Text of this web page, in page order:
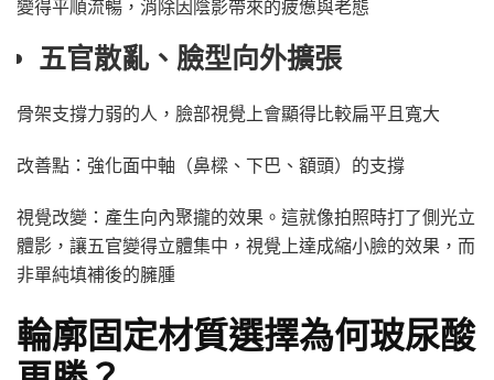
變得平順流暢，消除因陰影帶來的疲憊與老態
五官散亂、臉型向外擴張
骨架支撐力弱的人，臉部視覺上會顯得比較扁平且寬大
改善點：強化面中軸（鼻樑、下巴、額頭）的支撐
視覺改變：產生向內聚攏的效果。這就像拍照時打了側光立
體影，讓五官變得立體集中，視覺上達成縮小臉的效果，而
非單純填補後的臃腫
輪廓固定材質選擇為何玻尿酸